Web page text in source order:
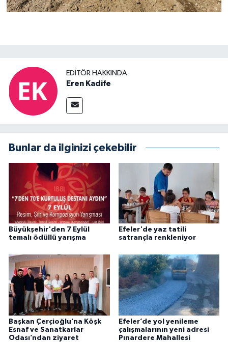
EDITÖR HAKKINDA
Eren Kadife
Bunlar da ilginizi çekebilir
Büyükşehir'den 7 Eylül
temalı ödüllü yarışma
Efeler'de yaz tatili
satrançla renkleniyor
Başkan Çerçioğlu’na Köşk
Esnaf ve Sanatkarlar
Odası’ndan ziyaret
Efeler’de yol yenileme
çalışmalarının yeni adresi
Pınardere Mahallesi